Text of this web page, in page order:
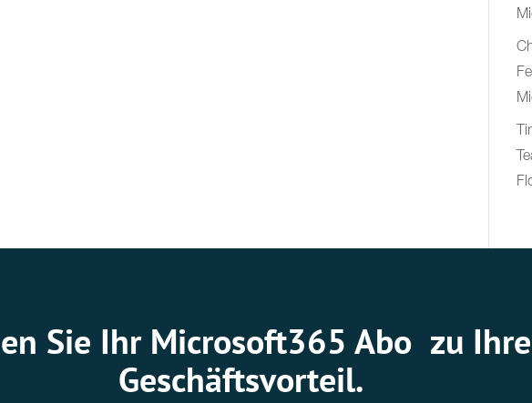
Sie Ihr Microsoft365 Abo zu
Geschäftsvorteil.